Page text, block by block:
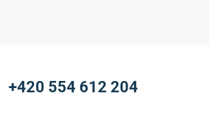
+420 554 612 204